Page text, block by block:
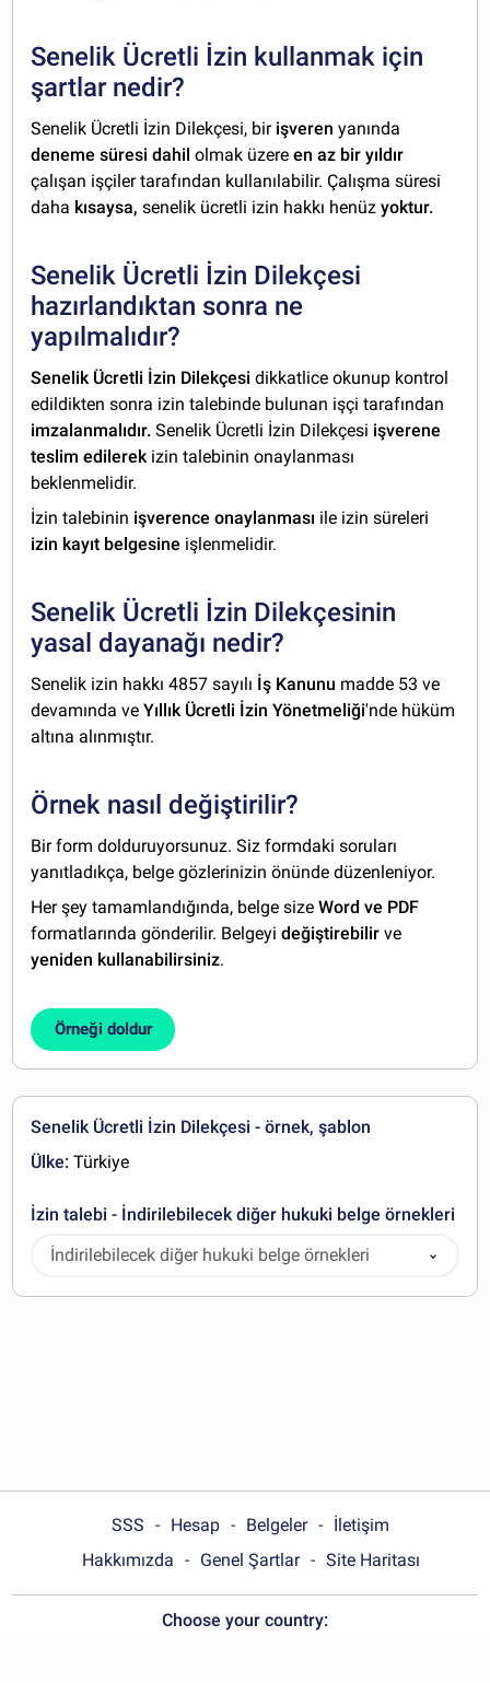
Senelik Ücretli İzin kullanmak için
şartlar nedir?
Senelik Ücretli İzin Dilekçesi, bir işveren yanında
deneme süresi dahil olmak üzereen az bir yıldır
çalışan işçiler tarafından kullanılabilir. Çalışma süresi
daha kısaysa, senelik ücretli izin hakkı henüzyoktur.
Senelik Ücretli İzin Dilekçesi
hazırlandıktan sonra ne
yapılmalıdır?
Senelik Ücretli İzin Dilekçesidikkatlice okunup kontrol
edildikten sonra izin talebinde bulunan işçi tarafından
imzalanmalıdır. Senelik Ücretli İzin Dilekçesi işverene
teslim edilerek izin talebinin onaylanması
beklenmelidir.
İzin talebinin işverence onaylanması ile izin süreleri
izin kayıt belgesine işlenmelidir.
Senelik Ücretli İzin Dilekçesinin
yasal dayanağı nedir?
Senelik izin hakkı 4857 sayılı İş Kanunu madde 53 ve
devamında veYıllık Ücretli İzin Yönetmeliği'nde hüküm
altına alınmıştır.
Örnek nasıl değiştirilir?
Bir form dolduruyorsunuz. Siz formdaki soruları
yanıtladıkça, belge gözlerinizin önünde düzenleniyor.
Her şey tamamlandığında, belge sizeWord ve PDF
formatlarında gönderilir. Belgeyideğiştirebilir ve
yeniden kullanabilirsiniz.
Örneği doldur
Senelik Ücretli İzin Dilekçesi - örnek, şablon
Ülke: Türkiye
İzin talebi - İndirilebilecek diğer hukuki belge örnekleri
İndirilebilecek diğer hukuki belge örnekleri
SSS Hesap Belgeler
İletişim
Hakkımızda
Genel Şartlar Site Haritası
Choose your country: